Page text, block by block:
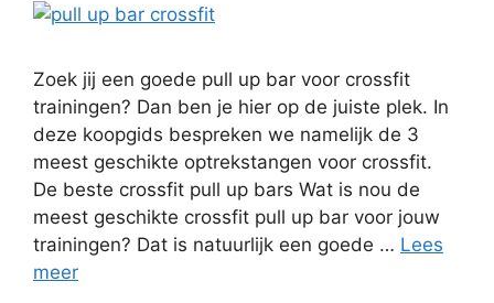
Zoek jij een goede pull up bar voor crossfit
trainingen? Dan ben je hier op de juiste plek. In
deze koopgids bespreken we namelijk de 3
meest geschikte optrekstangen voor crossfit.
De beste crossfit pull up bars Wat is nou de
meest geschikte crossfit pull up bar voor jouw
trainingen? Dat is natuurlijk een goede … Lees
meer